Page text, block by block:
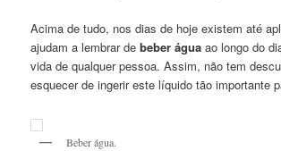
Acima de tudo, nos dias de hoje existem até
ajudam a lembrar debeber água ao longo do
vida de qualquer pessoa. Assim, não tem
esquecer de ingerir este líquido tão importante
Beber água.